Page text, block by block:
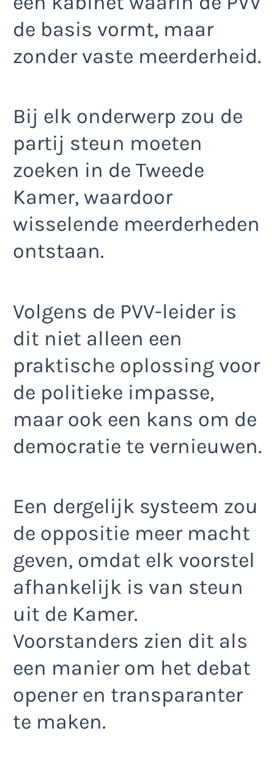
de basis vormt, maar
zonder vaste meerderheid.
Bij elk onderwerp zou de
partij steun moeten
zoeken in de Tweede
Kamer, waardoor
wisselende meerderheden
ontstaan.
Volgens de PVV-leider is
dit niet alleen een
praktische oplossing voor
de politieke impasse,
maar ook een kans om de
democratie te vernieuwen.
Een dergelijk systeem zou
de oppositie meer macht
geven, omdat elk voorstel
afhankelijk is van steun
uit de Kamer.
Voorstanders zien dit als
een manier om het debat
opener en transparanter
te maken.